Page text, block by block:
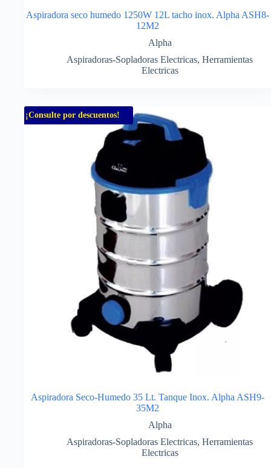
Aspiradora seco humedo 1250W 12L tacho inox. Alpha ASH8-
12M2
Alpha
Aspiradoras-Sopladoras Electricas, Herramientas
Electricas
¡Consulte por descuentos!
Aspiradora Seco-Humedo 35 Lt. Tanque Inox. Alpha ASH9-
35M2
Alpha
Aspiradoras-Sopladoras Electricas, Herramientas
Electricas